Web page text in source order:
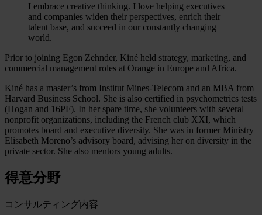
I embrace creative thinking. I love helping executives
and companies widen their perspectives, enrich their
talent base, and succeed in our constantly changing
world.
Prior to joining Egon Zehnder, Kiné held strategy, marketing, and
commercial management roles at Orange in Europe and Africa.
Kiné has a master’s from Institut Mines-Telecom and an MBA from
Harvard Business School. She is also certified in psychometrics tests
(Hogan and 16PF). In her spare time, she volunteers with several
nonprofit organizations, including the French club XXI, which
promotes board and executive diversity. She was in former Ministry
Elisabeth Moreno’s advisory board, advising her on diversity in the
private sector. She also mentors young adults.
得意分野
コンサルティング内容